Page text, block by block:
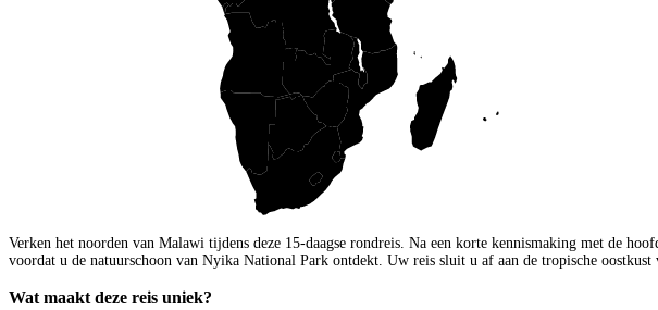
Verken het noorden van Malawi tijdens deze 15-daagse rondreis. Na een korte kennismaking met de
voordat u de natuurschoon van Nyika National Park ontdekt. Uw reis sluit u af aan de tropische oostkust
Wat maakt deze reis uniek?